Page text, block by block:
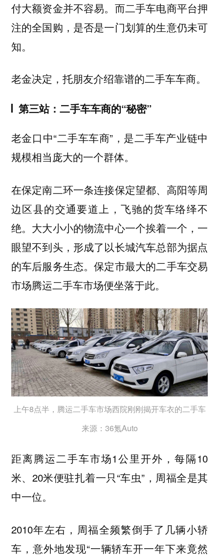
付大额资金并不容易。而二手车电商平台押
注的全国购，是否是一门划算的生意仍未可
知。
老金决定，托朋友介绍靠谱的二手车车商。
第三站：二手车车商的“秘密”
老金口中“二手车车商”，是二手车产业链中
规模相当庞大的一个群体。
在保定南二环一条连接保定望都、高阳等周
边区县的交通要道上，飞驰的货车络绎不
绝。大大小小的物流中心一个挨着一个，一
眼望不到头，形成了以长城汽车总部为据点
的车后服务生态。保定市最大的二手车交易
市场腾运二手车市场便坐落于此。
上午8点半，腾运二手车市场西院刚刚揭开车衣的二手车
来源：36氪Auto
距离腾运二手车市场1公里开外，每隔10
米、20米便驻扎着一只“车虫”，周福全是其
中一位。
2010年左右，周福全频繁倒手了几辆小轿
车，意外地发现“一辆轿车开一年下来竟然